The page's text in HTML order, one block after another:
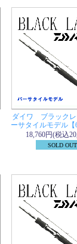
ダイワ ブラックレ
ーサタイルモデル【
18,760円(税込
SOLD OUT